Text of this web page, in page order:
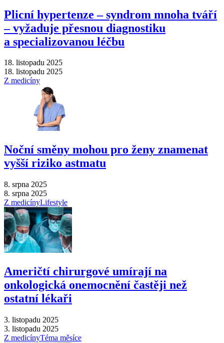
Plicní hypertenze –⁠ syndrom mnoha tváří
–⁠ vyžaduje přesnou diagnostiku
a specializovanou léčbu
18. listopadu 2025
18. listopadu 2025
Z medicíny
Noční směny mohou pro ženy znamenat
vyšší riziko astmatu
8. srpna 2025
8. srpna 2025
Z medicínyLifestyle
Američtí chirurgové umírají na
onkologická onemocnění častěji než
ostatní lékaři
3. listopadu 2025
3. listopadu 2025
Z medicínyTéma měsíce